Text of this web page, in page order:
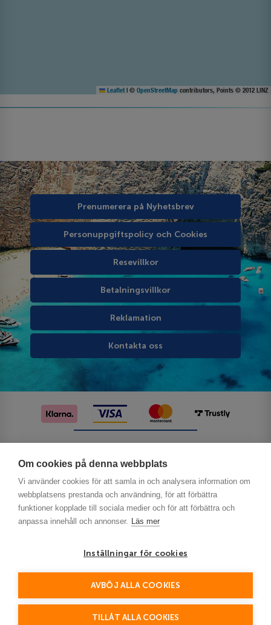
Om cookies på denna webbplats
Vi använder cookies för att samla in och analysera information om
webbplatsens prestanda och användning, för att förbättra
funktioner kopplade till sociala medier och för att förbättra och
anpassa innehåll och annonser. Läs mer
Inställningar för cookies
AVBÖJ ALLA COOKIES
TILLÅT ALLA COOKIES
Leaflet | © OpenStreetMap contributors, Points © 2012 LINZ
Prenumerera på Nyhetsbrev
Personuppgiftspolicy och Cookies
Resevillkor
Betalningsvillkor
Reklamation
Kontakta oss
This site is protected by reCAPTCHA and the Google
Policy and Terms of Service apply.